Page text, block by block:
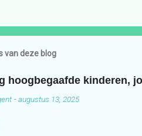
van deze blog
hoogbegaafde kinderen,
-augustus 13, 2025